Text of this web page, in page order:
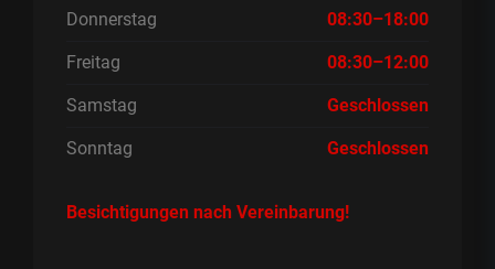
Donnerstag 08:30–18:00
Freitag 08:30–12:00
Samstag Geschlossen
Sonntag Geschlossen
Besichtigungen nach Vereinbarung!